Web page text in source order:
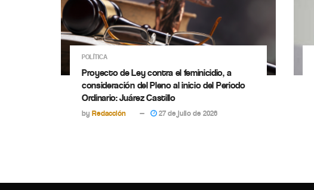
POLÍTICA
Proyecto de Ley contra el feminicidio, a
consideración del Pleno al inicio del Periodo
Ordinario: Juárez Castillo
by Redacción 27 de julio de 2026